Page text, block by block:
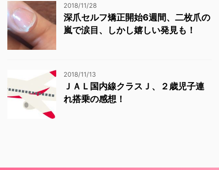
2018/11/28
深爪セルフ矯正開始6週間、二枚爪の
嵐で涙目、しかし嬉しい発見も！
2018/11/13
ＪＡＬ国内線クラスＪ、２歳児子連
れ搭乗の感想！